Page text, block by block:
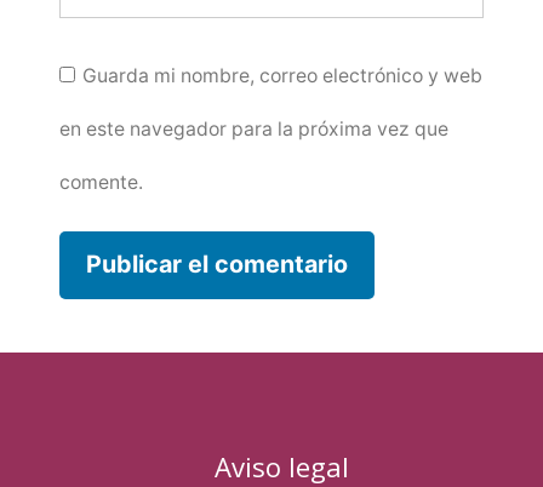
Guarda mi nombre, correo electrónico y web
en este navegador para la próxima vez que
comente.
Aviso legal